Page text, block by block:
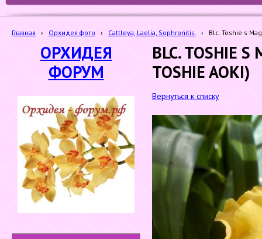
Главная › Орхидея фото › Cattleya, Laelia, Sophronitis. › Blc. Toshie s
ОРХИДЕЯ
ФОРУМ
BLC. TOSHIE S
TOSHIE AOKI)
Вернуться к списку